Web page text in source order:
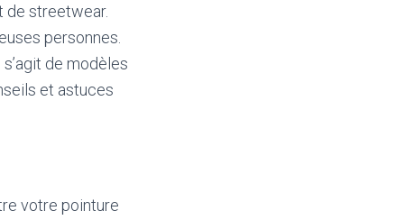
de streetwear.
personnes.
de modèles
et astuces
votre pointure